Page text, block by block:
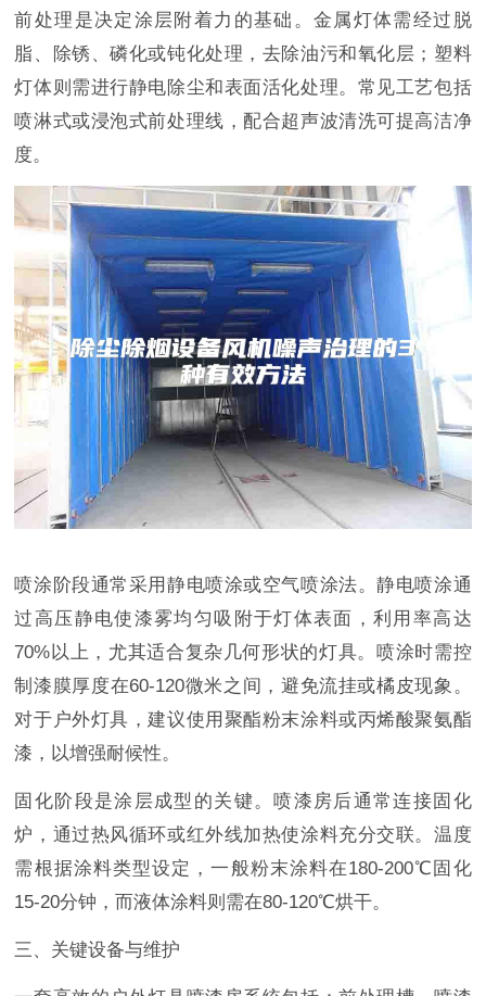
前处理是决定涂层附着力的基础。金属灯体需经过脱
脂、除锈、磷化或钝化处理，去除油污和氧化层；塑料
灯体则需进行静电除尘和表面活化处理。常见工艺包括
喷淋式或浸泡式前处理线，配合超声波清洗可提高洁净
度。
喷涂阶段通常采用静电喷涂或空气喷涂法。静电喷涂通
过高压静电使漆雾均匀吸附于灯体表面，利用率高达
70%以上，尤其适合复杂几何形状的灯具。喷涂时需控
制漆膜厚度在60-120微米之间，避免流挂或橘皮现象。
对于户外灯具，建议使用聚酯粉末涂料或丙烯酸聚氨酯
漆，以增强耐候性。
固化阶段是涂层成型的关键。喷漆房后通常连接固化
炉，通过热风循环或红外线加热使涂料充分交联。温度
需根据涂料类型设定，一般粉末涂料在180-200℃固化
15-20分钟，而液体涂料则需在80-120℃烘干。
三、关键设备与维护